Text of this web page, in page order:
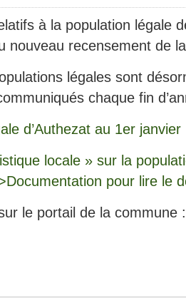
à la population légale
nouveau recensement de
légales sont
chaque fin
d’Authezat au 1er
locale » sur la
pour lire le
le portail de la commune